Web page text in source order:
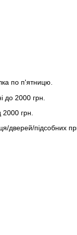
по п'ятницю.
до 2000 грн.
2000 грн.
дверей/підсобних